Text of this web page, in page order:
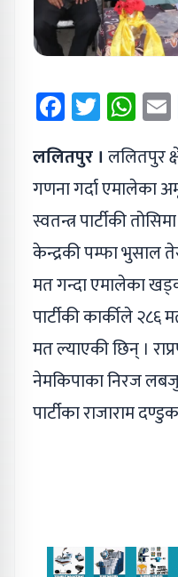
Facebook
ललितपुर । ललितपुर
गणना गर्दा एमालेका
स्वतन्त्र पार्टीकी
केन्द्रकी पम्फा भुसाल
मत गन्दा एमालेका
पार्टीकी कार्कीले
मत ल्याएकी छिन् ।
नेमकिपाका निरज
पार्टीका राजाराम